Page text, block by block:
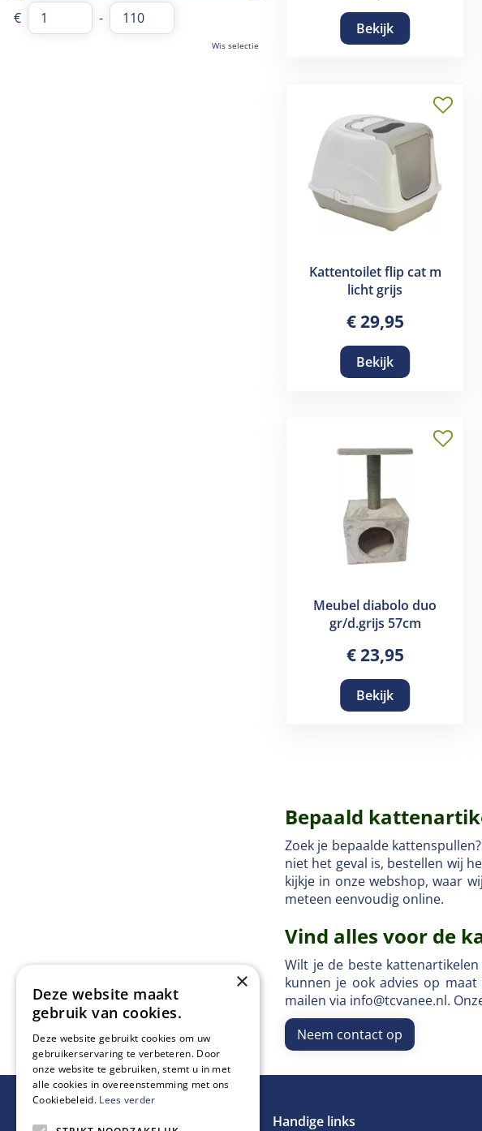
Bekijk
Kattentoilet flip cat m
licht grijs
€29,95
Bekijk
Meubel diabolo duo
gr/d.grijs 57cm
€23,95
Bekijk
Bepaald
Zoek je bepaalde
niet het geval is, bestellen wij
kijkje in onze webshop, waar
meteen eenvoudig online.
Vind alles voor de
Wilt je de beste
kunnen je ook advies op
mailen via info@tcvanee.nl.
Neem contact op
€ -
Wis selectie
Handige links
×
Deze website maakt
gebruik van cookies.
Deze website gebruikt cookies om uw
gebruikerservaring te verbeteren. Door
onze website te gebruiken, stemt u in met
alle cookies in overeenstemming met ons
Cookiebeleid. Lees verder